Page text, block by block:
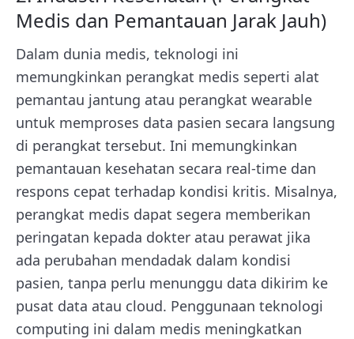
Medis dan Pemantauan Jarak Jauh)
Dalam dunia medis, teknologi ini
memungkinkan perangkat medis seperti alat
pemantau jantung atau perangkat wearable
untuk memproses data pasien secara langsung
di perangkat tersebut. Ini memungkinkan
pemantauan kesehatan secara real-time dan
respons cepat terhadap kondisi kritis. Misalnya,
perangkat medis dapat segera memberikan
peringatan kepada dokter atau perawat jika
ada perubahan mendadak dalam kondisi
pasien, tanpa perlu menunggu data dikirim ke
pusat data atau cloud. Penggunaan teknologi
computing ini dalam medis meningkatkan